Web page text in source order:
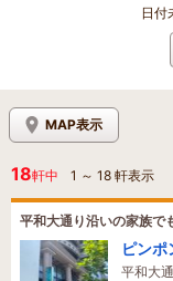
日付
MAP表示
18軒中 1 ～ 18 軒表示
平和大通り沿いの家族で
ピン
平和大